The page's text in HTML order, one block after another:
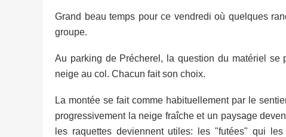
Grand beau temps pour ce vendredi où quelques
groupe.
Au parking de Précherel, la question du matériel se
neige au col. Chacun fait son choix.
La montée se fait comme habituellement par le
progressivement la neige fraîche et un paysage
les raquettes deviennent utiles: les "futées" qui